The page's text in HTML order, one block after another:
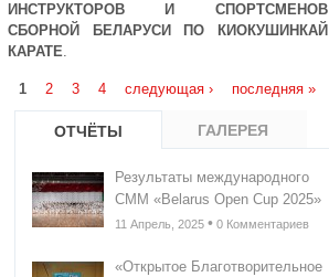
ИНСТРУКТОРОВ И СПОРТСМЕНОВ
СБОРНОЙ БЕЛАРУСИ ПО КИОКУШИНКАЙ
КАРАТЕ.
Страницы
1 2 3 4 следующая › последняя »
ОТЧЁТЫ ГАЛЕРЕЯ
Результаты международного
СММ «Belarus Open Cup 2025»
11 Апрель, 2025 • 0 Комментариев
«Открытое Благотворительное